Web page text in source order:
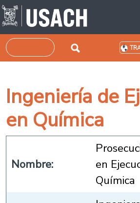
Skip to main content
Search
Ingeniería de
en Química
Nombre:
en
Química